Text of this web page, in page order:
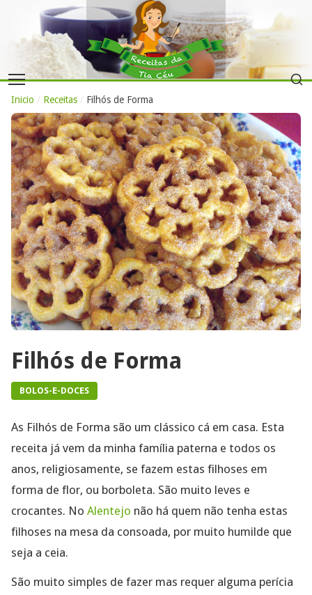
Inicio / Receitas / Filhós de Forma
Filhós de Forma
BOLOS-E-DOCES
As Filhós de Forma são um clássico cá em casa. Esta
receita já vem da minha família paterna e todos os
anos, religiosamente, se fazem estas filhoses em
forma de flor, ou borboleta. São muito leves e
crocantes. No Alentejo não há quem não tenha estas
filhoses na mesa da consoada, por muito humilde que
seja a ceia.
São muito simples de fazer mas requer alguma perícia